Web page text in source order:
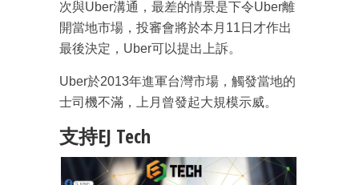
次與Uber溝通，最差的情景是下令Uber離
開當地市場，投審會將於本月11日才作出
最後決定，Uber可以提出上訴。
Uber於2013年進軍台灣市場，觸發當地的
士司機不滿，上月曾發起大規模示威。
支持EJ Tech